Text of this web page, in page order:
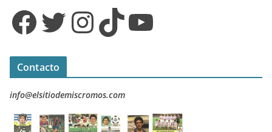
Facebook Twitter InstagramTikTok YouTube
Contacto
info@elsitiodemiscromos.com